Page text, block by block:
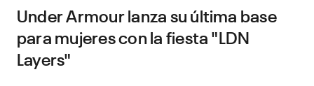
Under Armour lanza su última base
para mujeres con la fiesta "LDN
Layers"